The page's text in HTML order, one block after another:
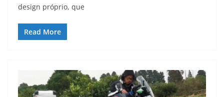
design próprio, que
Read More